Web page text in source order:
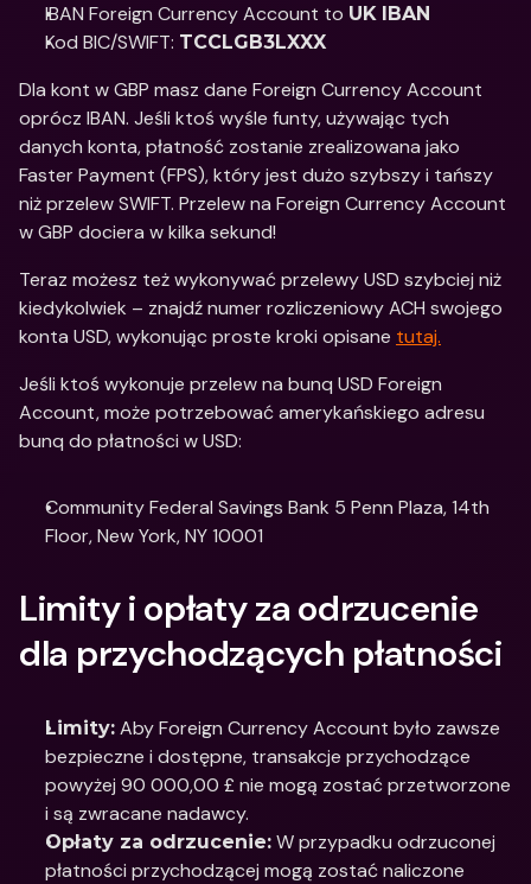
IBAN Foreign Currency Account to UK IBAN
Kod BIC/SWIFT: TCCLGB3LXXX
Dla kont w GBP masz dane Foreign Currency Account
oprócz IBAN. Jeśli ktoś wyśle funty, używając tych
danych konta, płatność zostanie zrealizowana jako
Faster Payment (FPS), który jest dużo szybszy i tańszy
niż przelew SWIFT. Przelew na Foreign Currency Account
w GBP dociera w kilka sekund!
Teraz możesz też wykonywać przelewy USD szybciej niż
kiedykolwiek – znajdź numer rozliczeniowy ACH swojego
konta USD, wykonując proste kroki opisane tutaj.
Jeśli ktoś wykonuje przelew na bunq USD Foreign
Account, może potrzebować amerykańskiego adresu
bunq do płatności w USD:
Community Federal Savings Bank 5 Penn Plaza, 14th
Floor, New York, NY 10001
Limity i opłaty za odrzucenie
dla przychodzących płatności
Limity: Aby Foreign Currency Account było zawsze
bezpieczne i dostępne, transakcje przychodzące
powyżej 90 000,00 £ nie mogą zostać przetworzone
i są zwracane nadawcy.
Opłaty za odrzucenie: W przypadku odrzuconej
płatności przychodzącej mogą zostać naliczone